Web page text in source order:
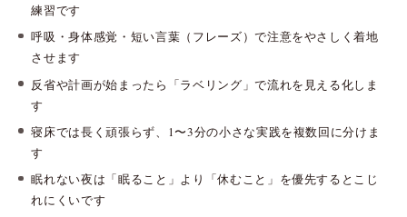
練習です
呼吸・身体感覚・短い言葉（フレーズ）で注意をやさしく着地
させます
反省や計画が始まったら「ラベリング」で流れを見える化しま
す
寝床では長く頑張らず、1〜3分の小さな実践を複数回に分けま
す
眠れない夜は「眠ること」より「休むこと」を優先するとこじ
れにくいです